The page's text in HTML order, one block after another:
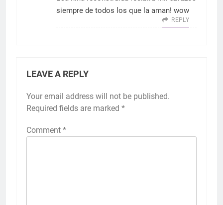
siempre de todos los que la aman! wow
REPLY
LEAVE A REPLY
Your email address will not be published.
Required fields are marked *
Comment *